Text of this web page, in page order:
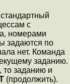
с
номерами
задаются по
нет. Команда
заданию.
, то заданию и
(продолжить).